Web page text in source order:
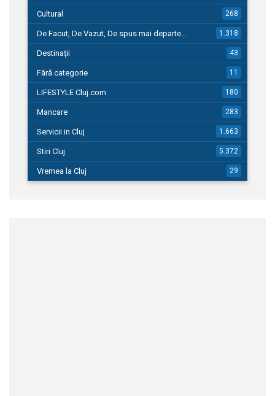
Cultural 268
De Facut, De Vazut, De spus mai departe… 1.318
Destinații 43
Fără categorie 11
LIFESTYLE Cluj.com 180
Mancare 283
Servicii in Cluj 1.663
Stiri Cluj 5.372
Vremea la Cluj 29